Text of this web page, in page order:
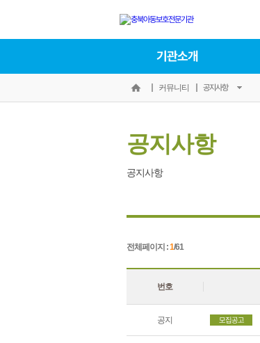
기관소개
커뮤니티 공지사항
공지사항
공지사항
전체페이지 :1/61
번호
공지 모집공고